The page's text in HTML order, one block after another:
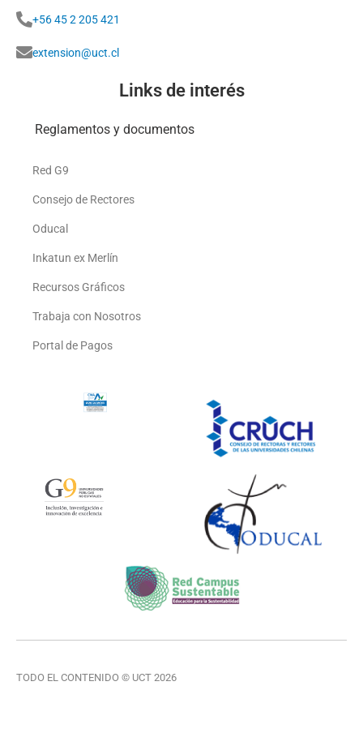
+56 45 2 205 421
extension@uct.cl
Links de interés
Reglamentos y documentos
Red G9
Consejo de Rectores
Oducal
Inkatun ex Merlín
Recursos Gráficos
Trabaja con Nosotros
Portal de Pagos
TODO EL CONTENIDO © UCT 2026